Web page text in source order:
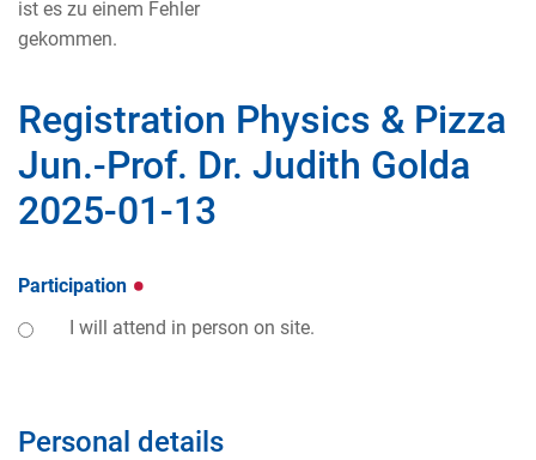
ist es zu einem Fehler
gekommen.
Registration Physics & Pizza
Jun.-Prof. Dr. Judith Golda
2025-01-13
Participation
I will attend in person on site.
Personal details